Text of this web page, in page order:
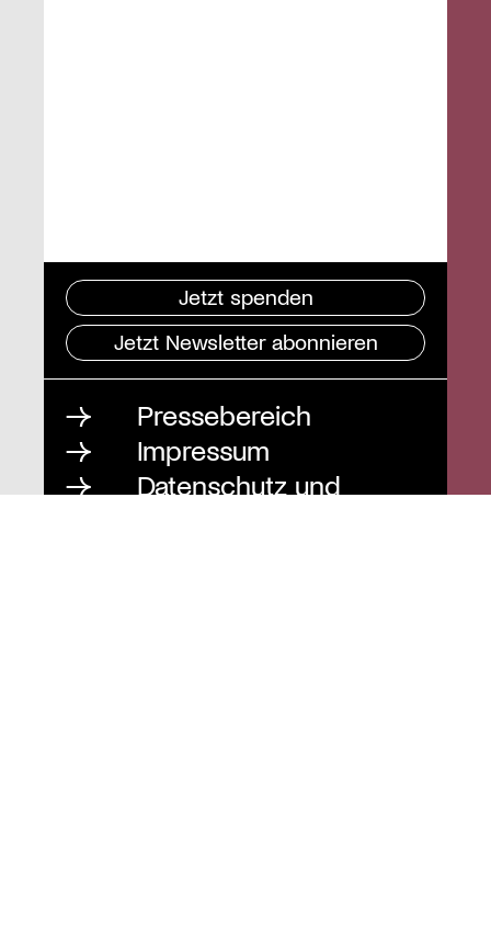
Jetzt spenden
Jetzt Newsletter abonnieren
Pressebereich
Impressum
Datenschutz und